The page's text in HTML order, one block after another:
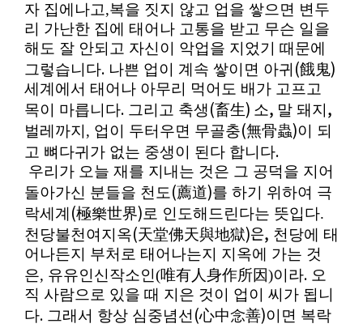
자 집에나고,복을 짓지 않고 업을 쌓으면 변두
리 가난한 집에 태어나 고통을 받고 무슨 일을
해도 잘 안되고 자신이 악업을 지었기 때문에
그렇습니다. 나쁜 업이 계속 쌓이면 아귀 (餓鬼)
세계에서 태어나 아무리 먹어도 배가 고프고
목이 마릅니다. 그리고 축생(畜生) 소, 말 돼지 ,
벌레까지, 업이 두터우면 무골충(無骨蟲)이 되
고 뼈다귀가 없는 중생이 된다 합니다.
우리가 오늘 재를 지내는 것은 그 공덕을 지어
돌아가신 분들을 천도 (薦道)를 하기 위하여 극
락세계 (極樂世界)로 인도해드린다는 뜻입다.
천당불천여지옥(天堂佛天與地獄)은, 천당에 태
어나든지 부처로 태어나는지 지옥에 가는 것
은, 유유인신작소인(唯有人身作所因)이라. 오
직 사람으로 있을 때 지은 것이 업이 씨가 됩니
다. 그래서 항상 심중념선 (心中念善)이면 복락